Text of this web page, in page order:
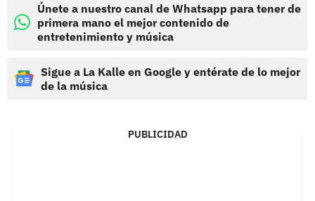
Únete a nuestro canal de Whatsapp para tener de
primera mano el mejor contenido de
entretenimiento y música
Sigue a La Kalle en Google y entérate de lo mejor
de la música
PUBLICIDAD